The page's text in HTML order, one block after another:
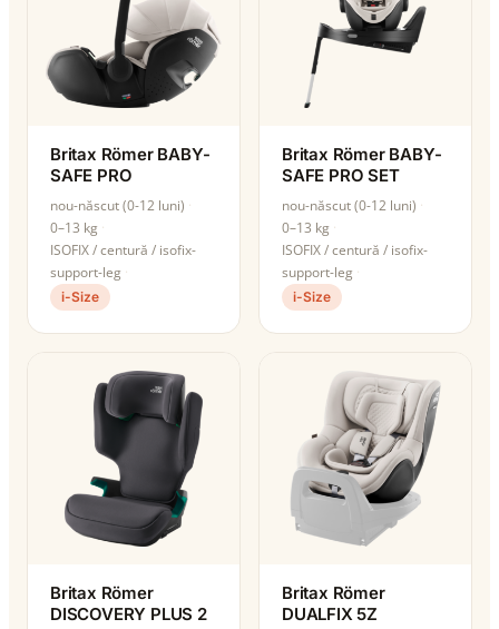
Britax Römer BABY-
SAFE PRO
nou-născut (0-12 luni)
0–13 kg
ISOFIX / centură / isofix-
support-leg
i-Size
Britax Römer BABY-
SAFE PRO SET
nou-născut (0-12 luni)
0–13 kg
ISOFIX / centură / isofix-
support-leg
i-Size
Britax Römer
DISCOVERY PLUS 2
Britax Römer
DUALFIX 5Z